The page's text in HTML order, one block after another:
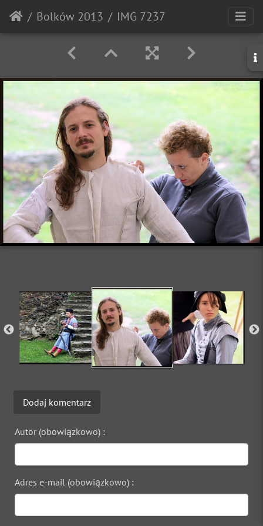
Bolków 2013 IMG 7237
Dodaj komentarz
Autor (obowiązkowo) :
Adres e-mail (obowiązkowo) :